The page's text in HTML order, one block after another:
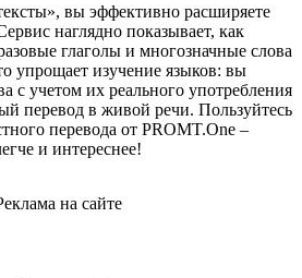
вы эффективно расширяете
наглядно показывает, как
глаголы и многозначные слова
упрощает изучение языков: вы
с учетом их реального употребления
перевод в живой речи. Пользуйтесь
перевода от PROMT.One –
и интереснее!
на сайте